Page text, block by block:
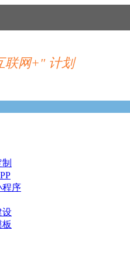
联网+" 计划
程序
设
板